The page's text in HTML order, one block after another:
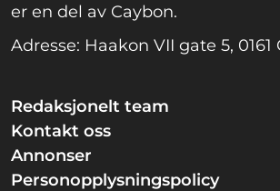
er en del av Caybon.
Adresse: Haakon VII gate 5, 0161
Redaksjonelt team
Kontakt oss
Annonser
Personopplysningspolicy